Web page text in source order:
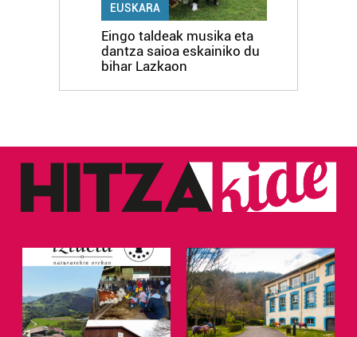
EUSKARA
Eingo taldeak musika eta
dantza saioa eskainiko du
bihar Lazkaon